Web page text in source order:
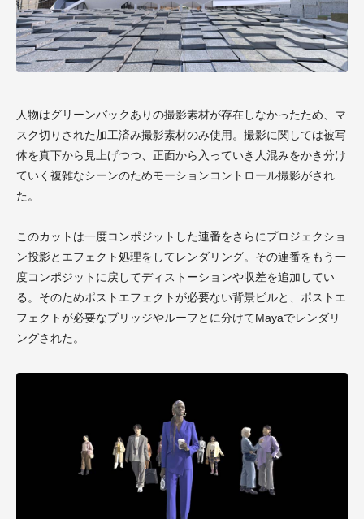
人物はグリーンバックありの撮影素材が存在しなかったため、マ
スク切りされた加工済み撮影素材のみ使用。撮影に関しては被写
体を真下から見上げつつ、正面から入っていき人混みをかき分け
ていく複雑なシーンのためモーションコントロール撮影がされ
た。
このカットは一度コンポジットした連番をさらにプロジェクショ
ン投影とエフェクト処理をしてレンダリング。その連番をもう一
度コンポジットに戻してディストーションや収差を追加してい
る。そのためポストエフェクトが必要ない背景ビルと、ポストエ
フェクトが必要なブリッジやルーフとに分けてMayaでレンダリ
ングされた。